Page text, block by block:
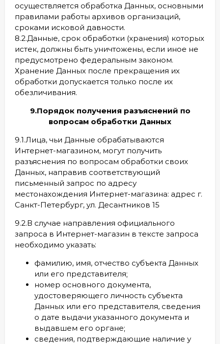
осуществляется обработка Данных, основными
правилами работы архивов организаций,
сроками исковой давности.
8.2.Данные, срок обработки (хранения) которых
истек, должны быть уничтожены, если иное не
предусмотрено федеральным законом.
Хранение Данных после прекращения их
обработки допускается только после их
обезличивания.
9.Порядок получения разъяснений по
вопросам обработки Данных
9.1.Лица, чьи Данные обрабатываются
Интернет-магазином, могут получить
разъяснения по вопросам обработки своих
Данных, направив соответствующий
письменный запрос по адресу
местонахождения Интернет-магазина: адрес г.
Санкт-Петербург, ул. Десантников 15
9.2.В случае направления официального
запроса в Интернет-магазин в тексте запроса
необходимо указать:
фамилию, имя, отчество субъекта Данных
или его представителя;
номер основного документа,
удостоверяющего личность субъекта
Данных или его представителя, сведения
о дате выдачи указанного документа и
выдавшем его органе;
сведения, подтверждающие наличие у